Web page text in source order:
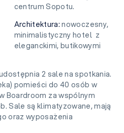
centrum Sopotu.
Architektura:nowoczesny,
minimalistyczny hotel z
eleganckimi, butikowymi
2 sale na spotkania.
pomieści do 40 osób w
Boardroom za wspólnym
Sale są klimatyzowane, mają
oraz wyposażenia